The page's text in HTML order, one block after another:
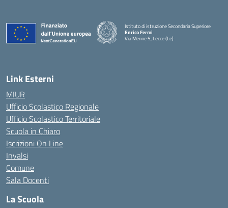
Istituto di istruzione Secondaria Superiore
Enrico Fermi
Via Merine 5, Lecce (Le)
Link Esterni
MIUR
Ufficio Scolastico Regionale
Ufficio Scolastico Territoriale
Scuola in Chiaro
Iscrizioni On Line
Invalsi
Comune
Sala Docenti
La Scuola